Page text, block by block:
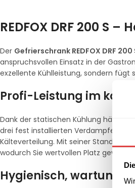
REDFOX DRF 200 S
Der Gefrierschrank REDFOX DRF 200
anspruchsvollen Einsatz in der
exzellente Kühlleistung, sondern fügt
Profi-Leistung im
Dank der statischen Kühlung hält der
drei fest installierten
Kälteverteilung. Mit seiner
wodurch Sie wertvollen Platz
Hygienisch,